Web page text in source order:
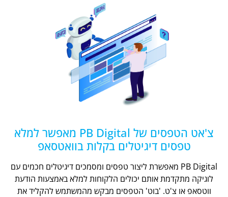
צ'אט הטפסים של PB Digital מאפשר למלא
טפסים דיגיטלים בקלות בוואטסאפ
PB Digital מאפשרת ליצור טפסים ומסמכים דיגיטלים חכמים עם
לוגיקה מתקדמת אותם יכולים הלקוחות למלא באמצעות הודעת
ווטסאפ או צ'ט. 'בוט' הטפסים מבקש מהמשתמש להקליד את